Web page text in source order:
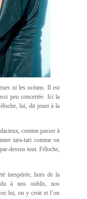
ni les océans. Il est
peu concertée. Ici la
lui, dit jouer à la
comme passer à
tara-tari comme on
dessus tout. Féloche,
inespérée, hors de la
à nos oublis, nos
lui, on y croit et l’on